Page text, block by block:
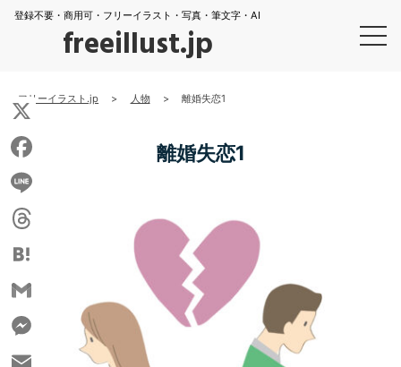
登録不要・商用可・フリーイラスト・写真・筆文字・AI
freeillust.jp
フリーイラスト.jp > 人物 > 離婚失恋1
離婚失恋1
X
Facebook
Line
Threads
Hatena
Gmail
Messenger